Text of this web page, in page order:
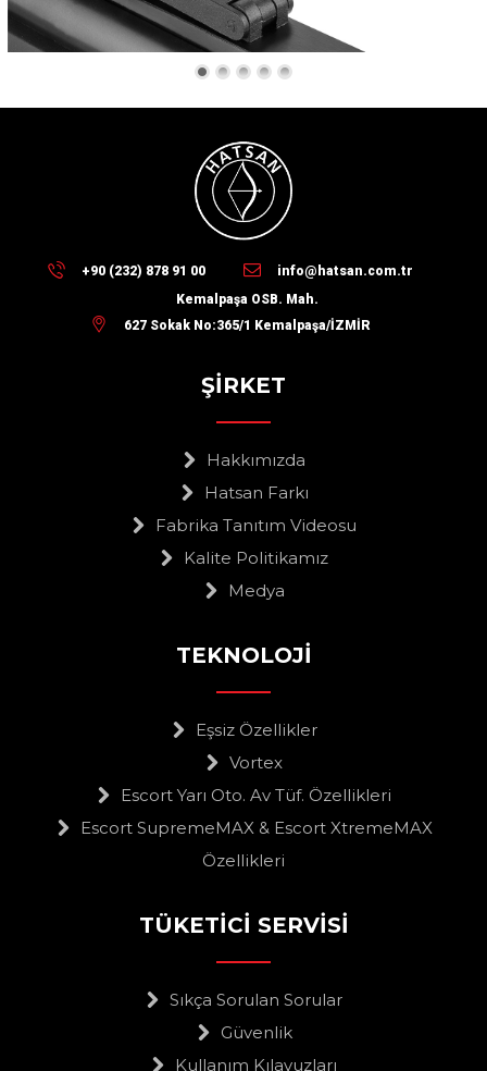
+90 (232) 878 91 00
info@hatsan.com.tr
Kemalpaşa OSB. Mah.
627 Sokak No:365/1 Kemalpaşa/İZMİR
ŞİRKET
Hakkımızda
Hatsan Farkı
Fabrika Tanıtım Videosu
Kalite Politikamız
Medya
TEKNOLOJİ
Eşsiz Özellikler
Vortex
Escort Yarı Oto. Av Tüf. Özellikleri
Escort SupremeMAX & Escort XtremeMAX
Özellikleri
TÜKETİCİ SERVİSİ
Sıkça Sorulan Sorular
Güvenlik
Kullanım Kılavuzları